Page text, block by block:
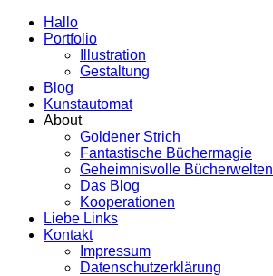
Hallo
Portfolio
Illustration
Gestaltung
Blog
Kunstautomat
About
Goldener Strich
Fantastische Büchermagie
Geheimnisvolle Bücherwelten
Das Blog
Kooperationen
Liebe Links
Kontakt
Impressum
Datenschutzerklärung